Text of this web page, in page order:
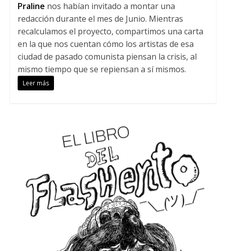
Praline nos habían invitado a montar una
redacción durante el mes de Junio. Mientras
recalculamos el proyecto, compartimos una carta
en la que nos cuentan cómo los artistas de esa
ciudad de pasado comunista piensan la crisis, al
mismo tiempo que se repiensan a sí mismos.
Leer más